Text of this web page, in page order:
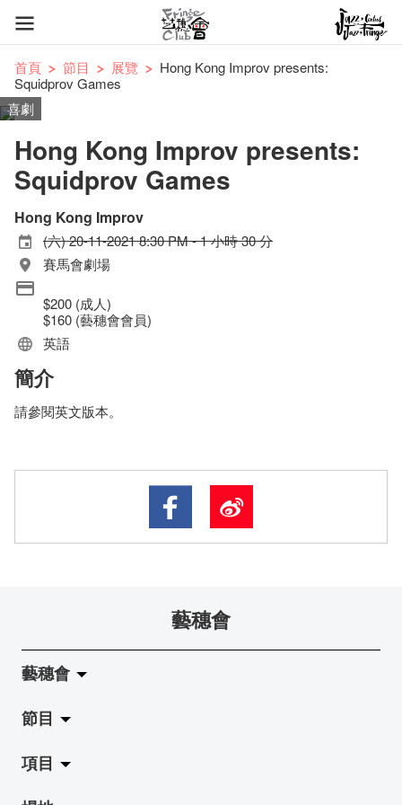
首頁 節目 展覽
Hong Kong Improv presents:
Squidprov Games
喜劇
Hong Kong Improv presents:
Squidprov Games
Hong Kong Improv
(六) 20-11-2021 8:30 PM - 1 小時 30 分
賽馬會劇場
$200 (成人)
$160 (藝穗會會員)
英語
簡介
請參閱英文版本。
藝穗會
藝穗會
關於藝穗會
藝穗會的演化
節目
拉闊
項目